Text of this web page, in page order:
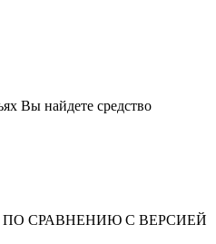
Вы найдете средство
ПО СРАВНЕНИЮ С ВЕРСИЕЙ